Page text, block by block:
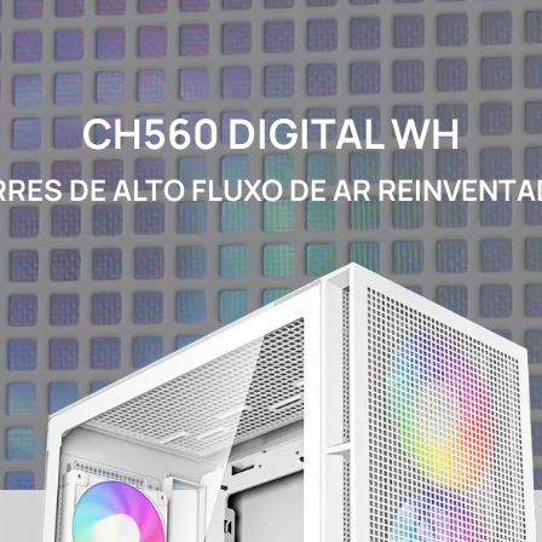
CH560 DIGITAL WH
DE ALTO FLUXO DE AR